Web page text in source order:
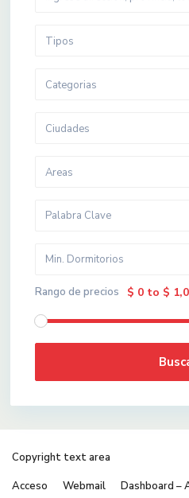
Tipos
Categorias
Ciudades
Areas
Rango de precios $ 0 to $
Copyright text area
Acceso
Webmail Dashboard –